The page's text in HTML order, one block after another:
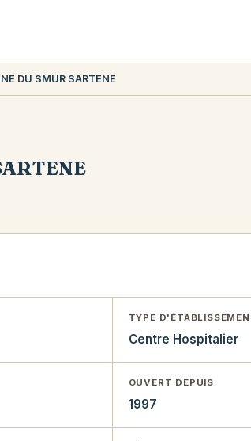
DU SMUR SARTENE
TYPE
Centre Hospitalier
OUVERT DEPUIS
1997